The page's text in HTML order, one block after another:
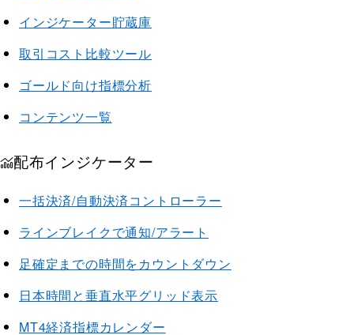
インジケーター貯蔵庫
取引コスト比較ツール
ゴールド向け指標分析
コンテンツ一覧
配布インジケーター
一括決済/自動決済コントローラー
ラインブレイクで通知/アラート
足確定までの時間をカウントダウン
日本時間と垂直水平グリッド表示
MT4経済指標カレンダー